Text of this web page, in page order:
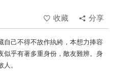
收藏
分享
自己不得不故作紈絝，本想力捧容
似乎有著多重身份，敵友難辨。身
。